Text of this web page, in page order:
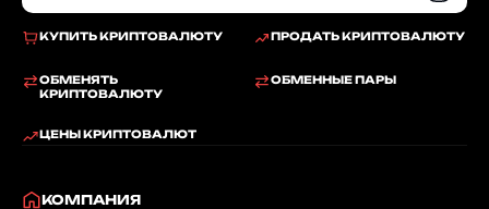
КУПИТЬ КРИПТОВАЛЮТУ ПРОДАТЬ КРИПТОВАЛЮТУ
ОБМЕНЯТЬ
КРИПТОВАЛЮТУ
ОБМЕННЫЕ ПАРЫ
ЦЕНЫ КРИПТОВАЛЮТ
КОМПАНИЯ